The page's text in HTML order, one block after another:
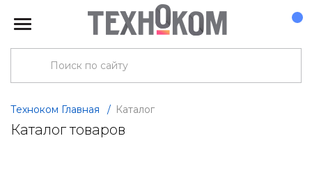
Техноком Главная / Каталог
Каталог товаров